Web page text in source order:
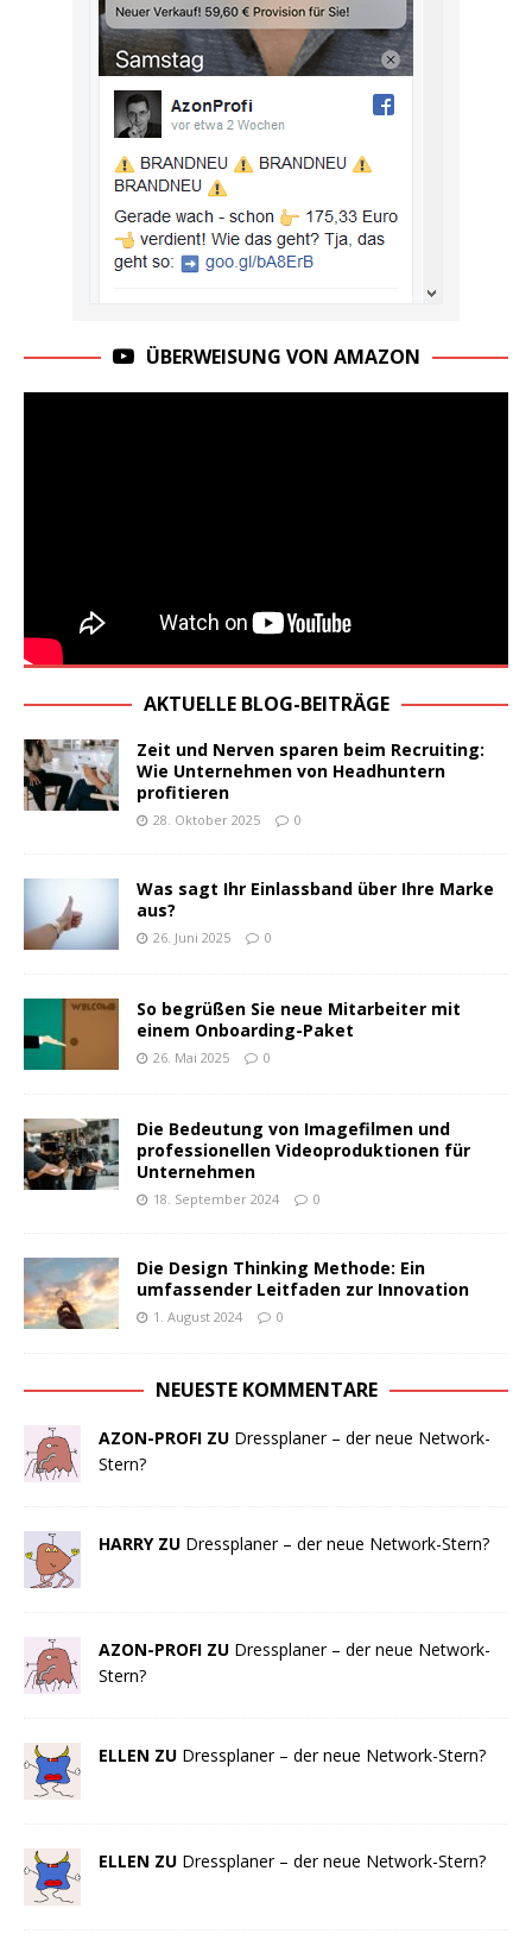
ÜBERWEISUNG VON AMAZON
AKTUELLE BLOG-BEITRÄGE
Zeit und Nerven sparen beim Recruiting:
Wie Unternehmen von Headhuntern
profitieren
28. Oktober 2025 0
Was sagt Ihr Einlassband über Ihre Marke
aus?
26. Juni 2025 0
So begrüßen Sie neue Mitarbeiter mit
einem Onboarding-Paket
26. Mai 2025 0
Die Bedeutung von Imagefilmen und
professionellen Videoproduktionen für
Unternehmen
18. September 2024 0
Die Design Thinking Methode: Ein
umfassender Leitfaden zur Innovation
1. August 2024 0
NEUESTE KOMMENTARE
AZON-PROFI ZU Dressplaner – der neue Network-
Stern?
HARRY ZU Dressplaner – der neue Network-Stern?
AZON-PROFI ZU Dressplaner – der neue Network-
Stern?
ELLEN ZU Dressplaner – der neue Network-Stern?
ELLEN ZU Dressplaner – der neue Network-Stern?